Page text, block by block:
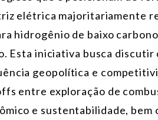
elétrica majoritariamente
hidrogênio de baixo
Esta iniciativa busca discutir
geopolítica e
entre exploração de
e sustentabilidade, bem